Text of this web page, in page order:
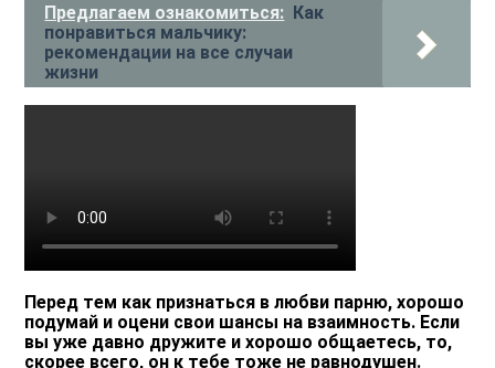
Предлагаем ознакомиться: Как
понравиться мальчику:
рекомендации на все случаи
жизни
Перед тем как признаться в любви парню, хорошо
подумай и оцени свои шансы на взаимность. Если
вы уже давно дружите и хорошо общаетесь, то,
скорее всего, он к тебе тоже не равнодушен.